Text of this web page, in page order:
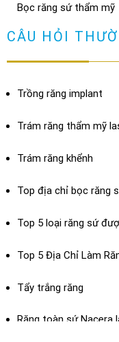
Bọc răng sứ có bị hôi
TRẢ LỜI
Bọc răng sứ thẩm mỹ
XEM THÊM
Dán sứ Veneer
CÂU HỎI
Trồng răng implant
Trám răng thẩm mỹ
Trám răng khểnh
Top địa chỉ bọc răng
Top 5 loại răng sứ
Top 5 Địa Chỉ Làm
Tẩy trắng răng
Răng toàn sứ Nacera